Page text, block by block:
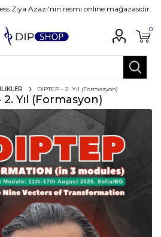
Ziya Azazi'nin resmi online mağazasıdır.
0
DIPTEP - 2. Yıl (Formasyon)
2. Yıl (Formasyon)